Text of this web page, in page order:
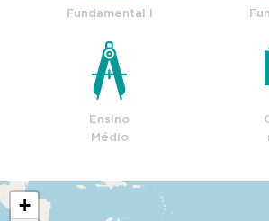
Fundamental I
Ensino
Médio
+